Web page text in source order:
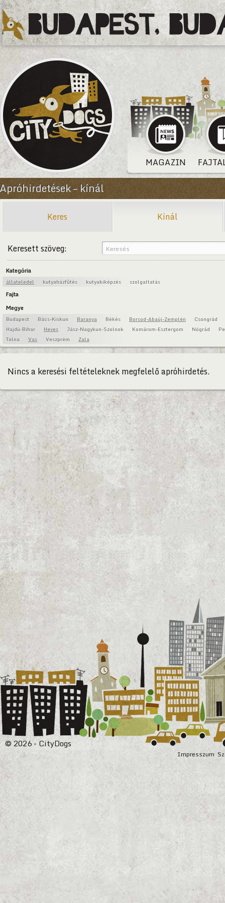
MAGAZIN
Apróhirdetések – kínál
Keres Kínál
Keresett szöveg:
Kategória
állateledel kutyaházfűtés kutyakiképzés szolgaltatás
Fajta
Megye
Budapest Bács-Kiskun Baranya Békés Borsod-Abaúj-Zemplén
Csongrád
Hajdú-Bihar
Heves Jász-Nagykun-Szolnok Komárom-Esztergom Nógrád
Tolna
Vas Veszprém Zala
Nincs a keresési feltételeknek megfelelő apróhirdetés.
Impresszum
© 2026 - CityDogs